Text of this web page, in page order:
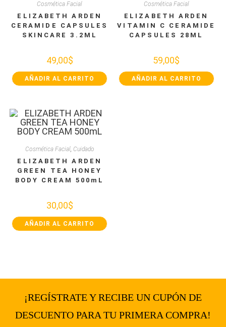
Cosmética Facial
ELIZABETH ARDEN
CERAMIDE CAPSULES
SKINCARE 3.2ML
49,00$
AÑADIR AL CARRITO
Cosmética Facial
ELIZABETH ARDEN
VITAMIN C CERAMIDE
CAPSULES 28ML
59,00$
AÑADIR AL CARRITO
Cosmética Facial, Cuidado
ELIZABETH ARDEN
GREEN TEA HONEY
BODY CREAM 500mL
30,00$
AÑADIR AL CARRITO
¡REGÍSTRATE Y RECIBE UN CUPÓN DE
DESCUENTO PARA TU PRIMERA COMPRA!